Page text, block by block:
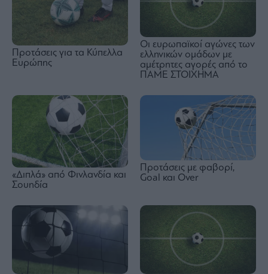
Προτάσεις για τα Κύπελλα
Ευρώπης
Οι ευρωπαϊκοί αγώνες των
ελληνικών ομάδων με
αμέτρητες αγορές από το
ΠΑΜΕ ΣΤΟΙΧΗΜΑ
«Διπλά» από Φινλανδία και
Σουηδία
Προτάσεις με φαβορί,
Goal και Over